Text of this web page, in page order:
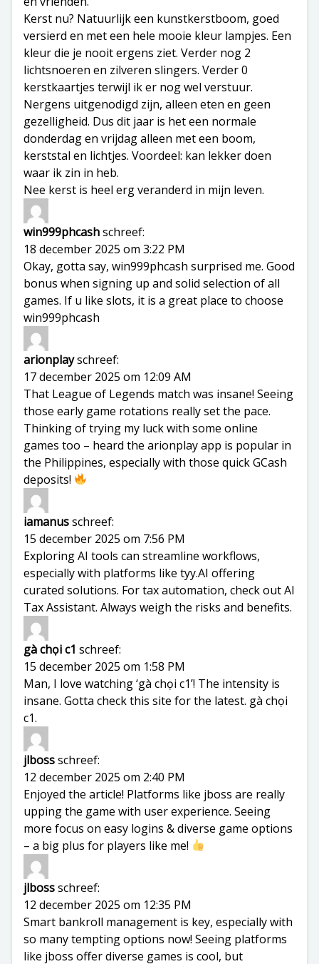
Kerst nu? Natuurlijk een kunstkerstboom, goed
versierd en met een hele mooie kleur lampjes. Een
kleur die je nooit ergens ziet. Verder nog 2
lichtsnoeren en zilveren slingers. Verder 0
kerstkaartjes terwijl ik er nog wel verstuur.
Nergens uitgenodigd zijn, alleen eten en geen
gezelligheid. Dus dit jaar is het een normale
donderdag en vrijdag alleen met een boom,
kerststal en lichtjes. Voordeel: kan lekker doen
waar ik zin in heb.
Nee kerst is heel erg veranderd in mijn leven.
win999phcashschreef:
18 december 2025 om 3:22 PM
Okay, gotta say, win999phcash surprised me. Good
bonus when signing up and solid selection of all
games. If u like slots, it is a great place to choose
win999phcash
arionplayschreef:
17 december 2025 om 12:09 AM
That League of Legends match was insane! Seeing
those early game rotations really set the pace.
Thinking of trying my luck with some online
games too – heard the arionplay app is popular in
the Philippines, especially with those quick GCash
deposits!
iamanusschreef:
15 december 2025 om 7:56 PM
Exploring AI tools can streamline workflows,
especially with platforms like tyy.AI offering
curated solutions. For tax automation, check outAI
Tax Assistant. Always weigh the risks and benefits.
gà chọi c1 schreef:
15 december 2025 om 1:58 PM
Man, I love watching ‘gà chọi c1’! The intensity is
insane. Gotta check this site for the latest. gà chọi
c1.
jlbossschreef:
12 december 2025 om 2:40 PM
Enjoyed the article! Platforms like jboss are really
upping the game with user experience. Seeing
more focus on easy logins & diverse game options
– a big plus for players like me!
jlbossschreef:
12 december 2025 om 12:35 PM
Smart bankroll management is key, especially with
so many tempting options now! Seeing platforms
like jboss offer diverse games is cool, but